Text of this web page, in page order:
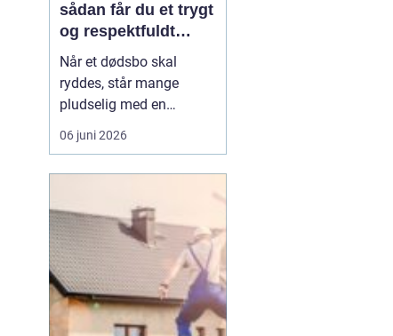
sådan får du et trygt
og respektfuldt
forløb
Når et dødsbo skal
ryddes, står mange
pludselig med en
praktisk og
følelsesmæssig opgave
rummer minder, og
samtidig er der
tidsfrister, økonomi og
måske uenighed i
familien. Her kan en
professionel løsn...
06 juni 2026